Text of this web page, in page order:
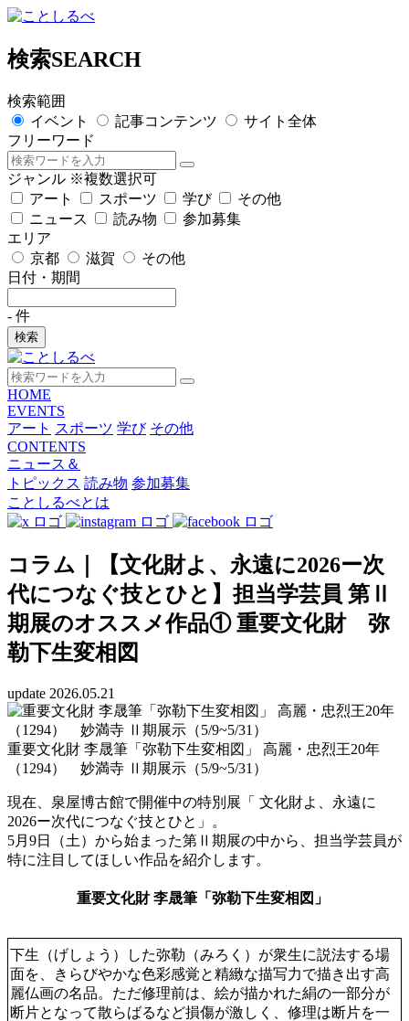
検索SEARCH
検索範囲
イベント
記事コンテンツ
サイト全体
フリーワード
ジャンル ※複数選択可
アート
スポーツ 学び
その他
ニュース
読み物
参加募集
エリア
京都
滋賀
その他
日付・期間
- 件
検索
HOME
EVENTS
アート スポーツ 学び その他
CONTENTS
ニュース＆
トピックス 読み物 参加募集
ことしるべとは
コラム｜【文化財よ、永遠に2026ー次
代につなぐ技とひと】担当学芸員 第Ⅱ
期展のオススメ作品① 重要文化財 弥
勒下生変相図
update 2026.05.21
重要文化財 李晟筆「弥勒下生変相図」 高麗・忠烈王20年
（1294） 妙満寺 Ⅱ期展示（5/9~5/31）
現在、泉屋博古館で開催中の特別展「 文化財よ、永遠に
2026ー次代につなぐ技とひと」。
5月9日（土）から始まった第Ⅱ期展の中から、担当学芸員が
特に注目してほしい作品を紹介します。
重要文化財 李晟筆「弥勒下生変相図」
下生（げしょう）した弥勒（みろく）が衆生に説法する場
面を、きらびやかな色彩感覚と精緻な描写力で描き出す高
麗仏画の名品。ただ修理前は、絵が描かれた絹の一部分が
断片となって散らばるなど損傷が激しく、修理は断片を一